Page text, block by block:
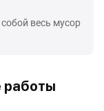
весь мусор
работы